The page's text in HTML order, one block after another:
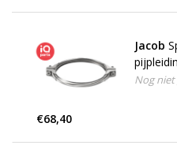
Jacob
Nog
€68,40